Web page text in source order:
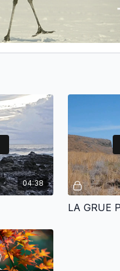
04:38
LA GRUE